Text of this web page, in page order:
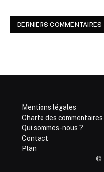
DERNIERS COMMENTAIRES
Mentions légales
Charte des commentaires
Qui sommes-nous ?
Contact
Plan
©